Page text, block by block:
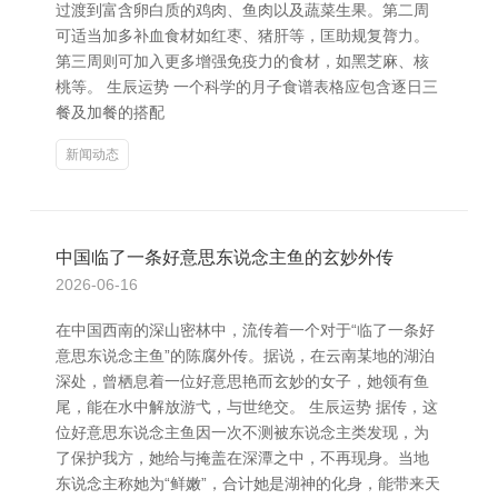
过渡到富含卵白质的鸡肉、鱼肉以及蔬菜生果。第二周
可适当加多补血食材如红枣、猪肝等，匡助规复膂力。
第三周则可加入更多增强免疫力的食材，如黑芝麻、核
桃等。 生辰运势 一个科学的月子食谱表格应包含逐日三
餐及加餐的搭配
新闻动态
中国临了一条好意思东说念主鱼的玄妙外传
2026-06-16
在中国西南的深山密林中，流传着一个对于“临了一条好
意思东说念主鱼”的陈腐外传。据说，在云南某地的湖泊
深处，曾栖息着一位好意思艳而玄妙的女子，她领有鱼
尾，能在水中解放游弋，与世绝交。 生辰运势 据传，这
位好意思东说念主鱼因一次不测被东说念主类发现，为
了保护我方，她给与掩盖在深潭之中，不再现身。当地
东说念主称她为“鲜嫩”，合计她是湖神的化身，能带来天